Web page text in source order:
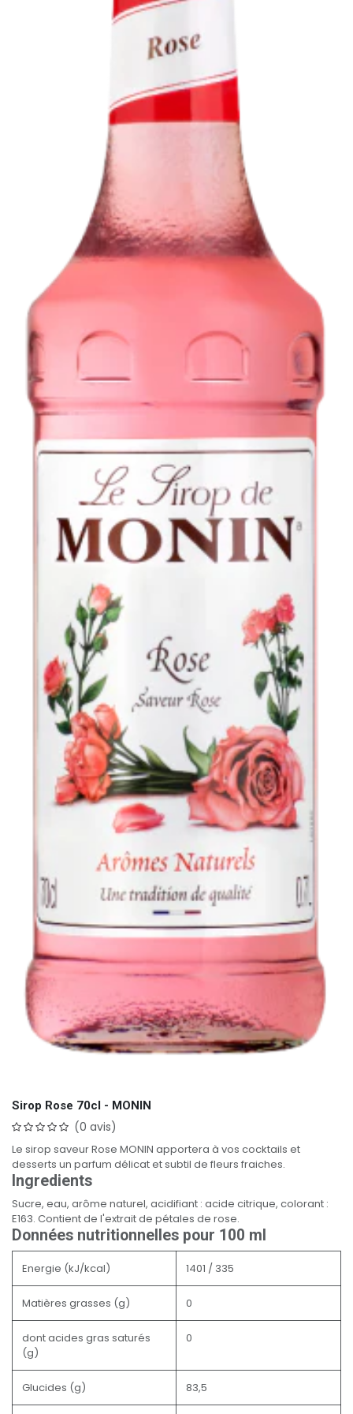
Sirop Rose 70cl - MONIN
(0 avis)
Le sirop saveur Rose MONIN apportera à vos cocktails et
desserts un parfum délicat et subtil de fleurs fraiches.
Ingredients
Sucre, eau, arôme naturel, acidifiant : acide citrique, colorant :
E163. Contient de l'extrait de pétales de rose.
Données nutritionnelles pour 100 ml
Energie (kJ/kcal) 1401 / 335
Matières grasses (g) 0
dont acides gras saturés
(g)
0
Glucides (g) 83,5